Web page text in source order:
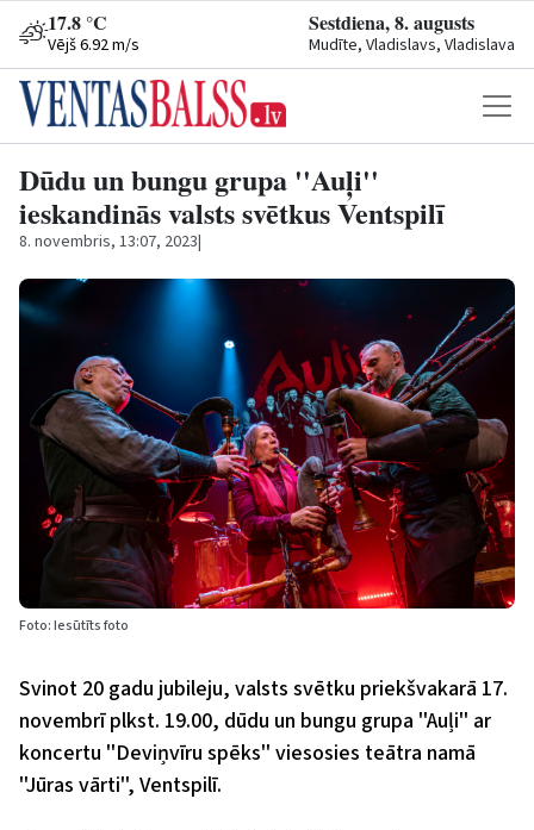
17.8 °C
Vējš 6.92 m/s
Sestdiena, 8. augusts
Mudīte, Vladislavs, Vladislava
Dūdu un bungu grupa ''Auļi''
ieskandinās valsts svētkus Ventspilī
8. novembris, 13:07, 2023|
Foto: Iesūtīts foto
Svinot 20 gadu jubileju, valsts svētku priekšvakarā 17.
novembrī plkst. 19.00, dūdu un bungu grupa ''Auļi'' ar
koncertu ''Deviņvīru spēks'' viesosies teātra namā
''Jūras vārti'', Ventspilī.